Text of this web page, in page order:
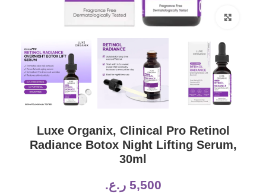
Click to enlarge
Luxe Organix, Clinical Pro Retinol
Radiance Botox Night Lifting Serum,
30ml
5,500 ر.ع.